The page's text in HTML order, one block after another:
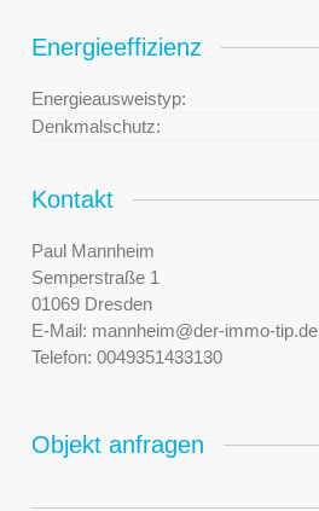
Energieeffizienz
Energieausweistyp:
Denkmalschutz:
Kontakt
Paul Mannheim
Semperstraße 1
01069 Dresden
E-Mail: mannheim@der-immo-tip.de
Telefon: 0049351433130
Objekt anfragen